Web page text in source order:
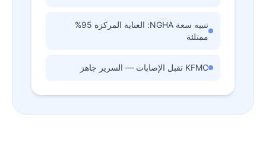
تنبيه سعة NGHA: العناية المركزة 95%
ممتلئة
KFMC تقبل الإصابات — السرير جاهز